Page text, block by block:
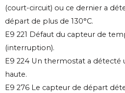
(court-circuit) ou ce dernier a
départ de plus de 130°C.
E9 221 Défaut du capteur de
(interruption).
E9 224 Un thermostat a
haute.
E9 276 Le capteur de départ